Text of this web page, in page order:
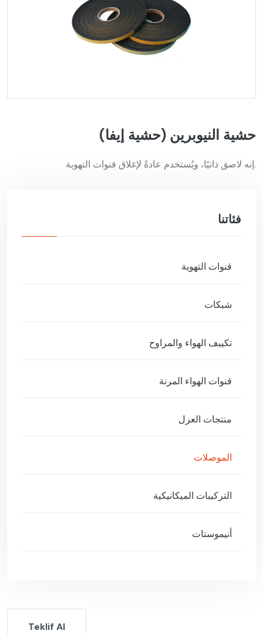
حشية النيوبرين (حشية إيفا)
إنه لاصق ذاتيًا، ويُستخدم عادةً لإغلاق قنوات التهوية.
فئاتنا
قنوات التهوية
شبكات
تكييف الهواء والمراوح
قنوات الهواء المرنة
منتجات العزل
الموصلات
التركيبات الميكانيكية
أنيموستات
Teklif Al